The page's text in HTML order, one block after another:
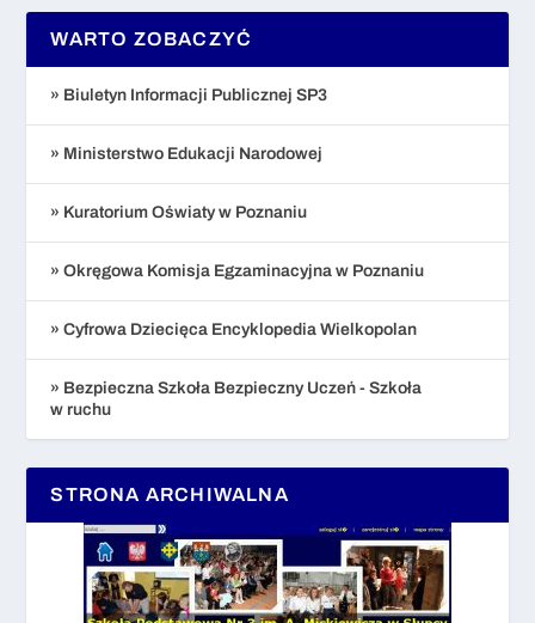
WARTO ZOBACZYĆ
» Biuletyn Informacji Publicznej SP3
» Ministerstwo Edukacji Narodowej
» Kuratorium Oświaty w Poznaniu
» Okręgowa Komisja Egzaminacyjna w Poznaniu
» Cyfrowa Dziecięca Encyklopedia Wielkopolan
» Bezpieczna Szkoła Bezpieczny Uczeń - Szkoła
w ruchu
STRONA ARCHIWALNA